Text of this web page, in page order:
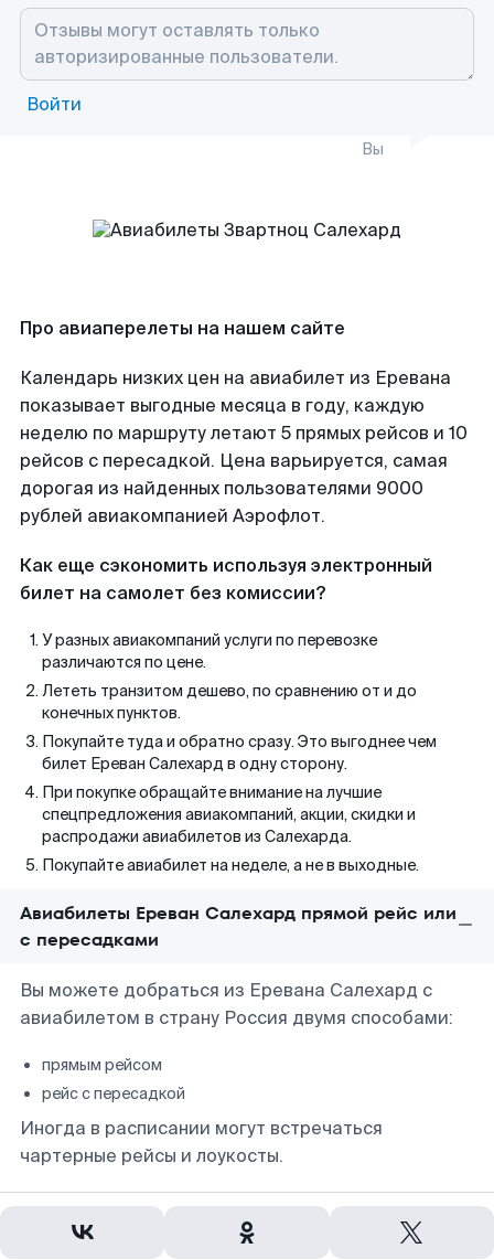
Войти
Вы
Про авиаперелеты на нашем сайте
Календарь низких цен на авиабилет из Еревана
показывает выгодные месяца в году, каждую
неделю по маршруту летают 5 прямых рейсов и 10
рейсов с пересадкой. Цена варьируется, самая
дорогая из найденных пользователями 9000
рублей авиакомпанией Аэрофлот.
Как еще сэкономить используя электронный
билет на самолет без комиссии?
У разных авиакомпаний услуги по перевозке
различаются по цене.
Лететь транзитом дешево, по сравнению от и до
конечных пунктов.
Покупайте туда и обратно сразу. Это выгоднее чем
билет Ереван Салехард в одну сторону.
При покупке обращайте внимание на лучшие
спецпредложения авиакомпаний, акции, скидки и
распродажи авиабилетов из Салехарда.
Покупайте авиабилет на неделе, а не в выходные.
Авиабилеты Ереван Салехард прямой рейс или
с пересадками
Вы можете добраться из Еревана Салехард с
авиабилетом в страну Россия двумя способами:
прямым рейсом
рейс с пересадкой
Иногда в расписании могут встречаться
чартерные рейсы и лоукосты.